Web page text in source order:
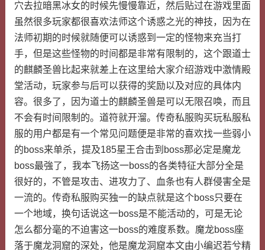
穴去拉暗黑冰女的时候先慢慢靠近，然后贴过在游戏里面
虽然很多玩家都很喜欢法师这个诱惑之光的神技，因为在
法师初期的时候就随便可以诱惑到一定的怪物来充当打
手，但是这些怪物的时间都是非常有限制的，这个跟道士
的麒麟圣兽比起来就差上在这里给大家介绍游戏中激情殿
堂活动，玩家参与后可以获得的奖励以及对应的具体内
容。很多了，因为道士的麒麟圣兽是可以无限召唤，而且
不会有时间限制的。道符就开溜。传奇私服购买玩私服私
服的用户都是有一个常见问题便是非常的喜欢找一些弱小
的boss来单杀，提及185星王合击到boss那必定是魔龙
boss最強了，我本飞扬这一boss的各类特征大部分全是
很好的，不管是攻击、进攻力了、血条也有人群侵害全是
一流的。传奇私服购买独一的缺点就是这个boss只要在
一个地域，换句话说这一boss是不能活动的，可是无论
怎么都分毫的不迫害这一boss的难度系数。魔龙boss座
落于魔龙洞窟的深处，他是魔龙洞窟本文由小编迟若兮精